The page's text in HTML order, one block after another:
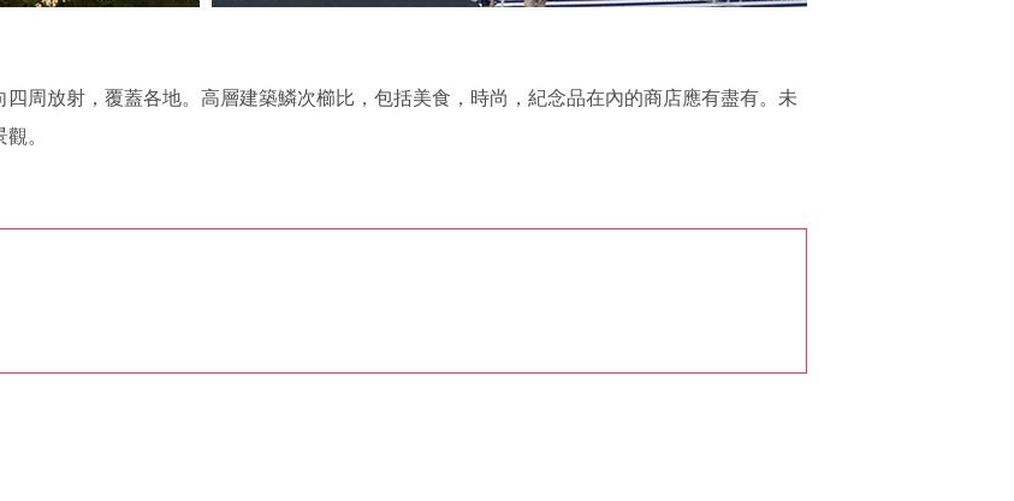
周放射，覆蓋各地。高層建築鱗次櫛比，包括美食，時尚，紀念品在內的商店應有盡有。未
。